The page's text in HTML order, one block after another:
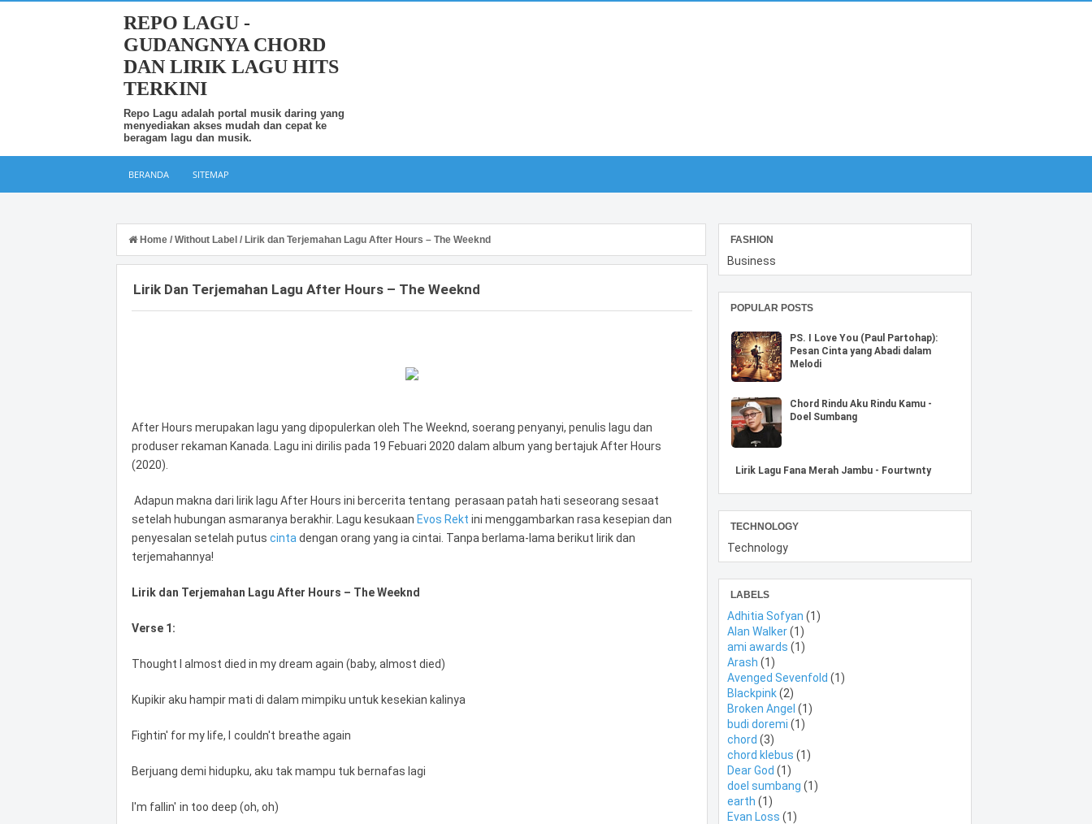
REPO LAGU -
GUDANGNYA CHORD
DAN LIRIK LAGU HITS
TERKINI
Repo Lagu adalah portal musik daring yang
menyediakan akses mudah dan cepat ke
beragam lagu dan musik.
BERANDA SITEMAP
Home / Without Label / Lirik dan Terjemahan Lagu After Hours – The Weeknd
Lirik Dan Terjemahan Lagu After Hours – The Weeknd
After Hours merupakan lagu yang dipopulerkan oleh The Weeknd, soerang penyanyi, penulis lagu dan
produser rekaman Kanada. Lagu ini dirilis pada 19 Febuari 2020 dalam album yang bertajuk After Hours
(2020).
Adapun makna dari lirik lagu After Hours ini bercerita tentang perasaan patah hati seseorang sesaat
setelah hubungan asmaranya berakhir. Lagu kesukaan Evos Rekt ini menggambarkan rasa kesepian dan
penyesalan setelah putus cinta dengan orang yang ia cintai. Tanpa berlama-lama berikut lirik dan
terjemahannya!
Lirik dan Terjemahan Lagu After Hours – The Weeknd
Verse 1:
Thought I almost died in my dream again (baby, almost died)
Kupikir aku hampir mati di dalam mimpiku untuk kesekian kalinya
Fightin' for my life, I couldn't breathe again
Berjuang demi hidupku, aku tak mampu tuk bernafas lagi
I'm fallin' in too deep (oh, oh)
FASHION
Business
POPULAR POSTS
PS. I Love You (Paul Partohap):
Pesan Cinta yang Abadi dalam
Melodi
Chord Rindu Aku Rindu Kamu -
Doel Sumbang
Lirik Lagu Fana Merah Jambu - Fourtwnty
TECHNOLOGY
Technology
LABELS
Adhitia Sofyan (1)
Alan Walker (1)
ami awards (1)
Arash (1)
Avenged Sevenfold (1)
Blackpink (2)
Broken Angel (1)
budi doremi (1)
chord (3)
chord klebus (1)
Dear God (1)
doel sumbang (1)
earth (1)
Evan Loss (1)